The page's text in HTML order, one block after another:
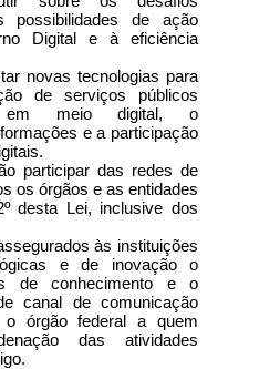
possibilidades de ação
Digital e à eficiência
novas tecnologias para
de serviços públicos
em meio digital, o
e a participação
participar das redes de
os órgãos e as entidades
desta Lei, inclusive dos
às instituições
e de inovação o
de conhecimento e o
canal de comunicação
o órgão federal a quem
das atividades